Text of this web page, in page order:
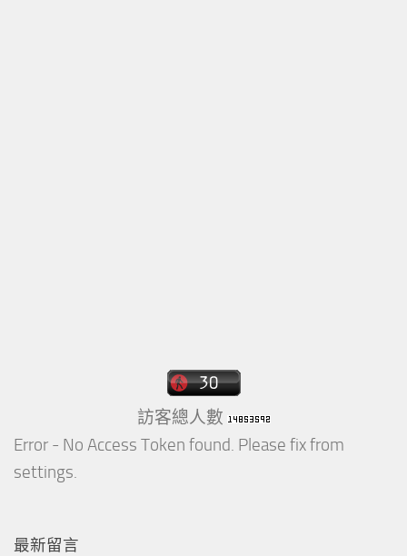
訪客總人數
Error - No Access Token found. Please fix from
settings.
最新留言